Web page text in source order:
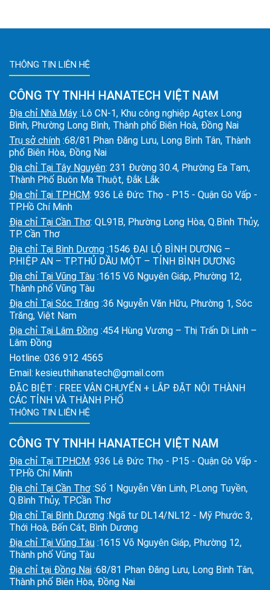
THÔNG TIN LIÊN HỆ
CÔNG TY TNHH HANATECH VIỆT NAM
Địa chỉ Nhà Máy :Lô CN-1, Khu công nghiệp Agtex Long
Bình, Phường Long Bình, Thành phố Biên Hoà, Đồng Nai
Trụ sở chính :68/81 Phan Đăng Lưu, Long Bình Tân, Thành
phố Biên Hòa, Đồng Nai
Địa chỉ Tại Tây Nguyên: 231 Đường 30.4, Phường Ea Tam,
Thành Phố Buôn Ma Thuột, Đắk Lắk
Địa chỉ Tại TPHCM: 936 Lê Đức Thọ - P15 - Quận Gò Vấp -
TP.Hồ Chí Minh
Địa chỉ Tại Cần Thơ: QL91B, Phường Long Hòa, Q.Bình Thủy,
TP. Cần Thơ
Địa chỉ Tại Bình Dương :1546 ĐẠI LỘ BÌNH DƯƠNG –
P.HIỆP AN – TP.THỦ DẦU MỘT – TỈNH BÌNH DƯƠNG
Địa chỉ Tại Vũng Tàu :1615 Võ Nguyên Giáp, Phường 12,
Thành phố Vũng Tàu
Địa chỉ Tại Sóc Trăng :36 Nguyễn Văn Hữu, Phường 1, Sóc
Trăng, Việt Nam
Địa chỉ Tại Lâm Đồng :454 Hùng Vương – Thị Trấn Di Linh –
Lâm Đồng
Hotline: 036 912 4565
Email: kesieuthihanatech@gmail.com
ĐẶC BIỆT : FREE VẬN CHUYỂN + LẮP ĐẶT NỘI THÀNH
CÁC TỈNH VÀ THÀNH PHỐ
THÔNG TIN LIÊN HỆ
CÔNG TY TNHH HANATECH VIỆT NAM
Địa chỉ Tại TPHCM: 936 Lê Đức Thọ - P15 - Quận Gò Vấp -
TP.Hồ Chí Minh
Địa chỉ Tại Cần Thơ :Số 1 Nguyễn Văn Linh, P.Long Tuyền,
Q.Bình Thủy, TP.Cần Thơ
Địa chỉ Tại Bình Dương :Ngã tư DL14/NL12 - Mỹ Phước 3,
Thới Hoà, Bến Cát, Bình Dương
Địa chỉ Tại Vũng Tàu :1615 Võ Nguyên Giáp, Phường 12,
Thành phố Vũng Tàu
Địa chỉ tại Đồng Nai :68/81 Phan Đăng Lưu, Long Bình Tân,
Thành phố Biên Hòa, Đồng Nai